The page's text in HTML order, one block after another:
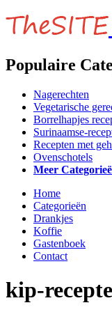
Populaire
Nagerechten
Vegetarische
Borrelhapjes
Surinaamse-
Recepten met
Ovenschotels
Meer
Home
Categorieën
Drankjes
Koffie
Gastenboek
Contact
kip-